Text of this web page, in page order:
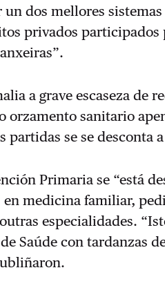
dos mellores
privados participados
a grave escaseza de
orzamento sanitario
partidas se se desconta
Primaria se “está
en medicina familiar,
especialidades.
Saúde con tardanzas